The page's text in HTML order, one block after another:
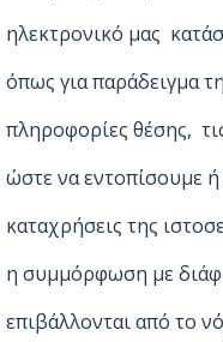
ηλεκτρονικό μας
όπως για παράδειγμα
πληροφορίες θέσης,
ώστε να εντοπίσουμε
καταχρήσεις της
η συμμόρφωση με
επιβάλλονται από το